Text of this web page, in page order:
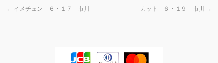
← イメチェン ６・１７ 市川 カット ６・１９ 市川 →